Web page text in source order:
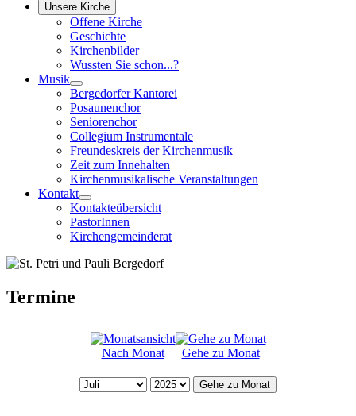
Unsere Kirche
Offene Kirche
Geschichte
Kirchenbilder
Wussten Sie schon...?
Musik
Bergedorfer Kantorei
Posaunenchor
Seniorenchor
Collegium Instrumentale
Freundeskreis der Kirchenmusik
Zeit zum Innehalten
Kirchenmusikalische Veranstaltungen
Kontakt
Kontakteübersicht
PastorInnen
Kirchengemeinderat
Termine
Nach Monat Gehe zu Monat
Gehe zu Monat